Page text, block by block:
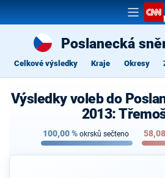
Poslanecká
Celkové výsledky Kraje Okresy
Výsledky voleb do
2013:
100,00% okrsků sečteno 58,08